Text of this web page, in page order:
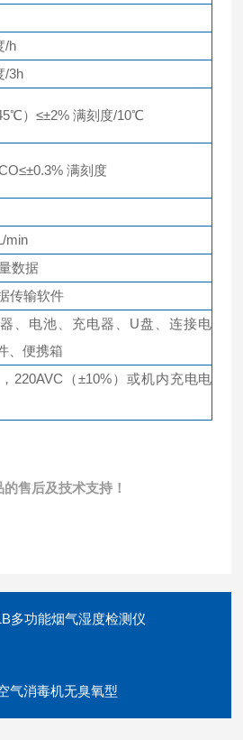
/h
/3h
）≤±2% 满刻度/10℃
满刻度
min
数据
传输软件
、电池、充电器、U盘、连接电
、便携箱
220AVC（±10%）或机内充电电
售后及技术支持！
多功能烟气湿度检测仪
气消毒机无臭氧型